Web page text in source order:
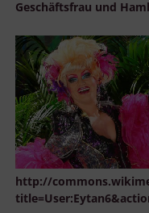
Geschäftsfrau und
http://